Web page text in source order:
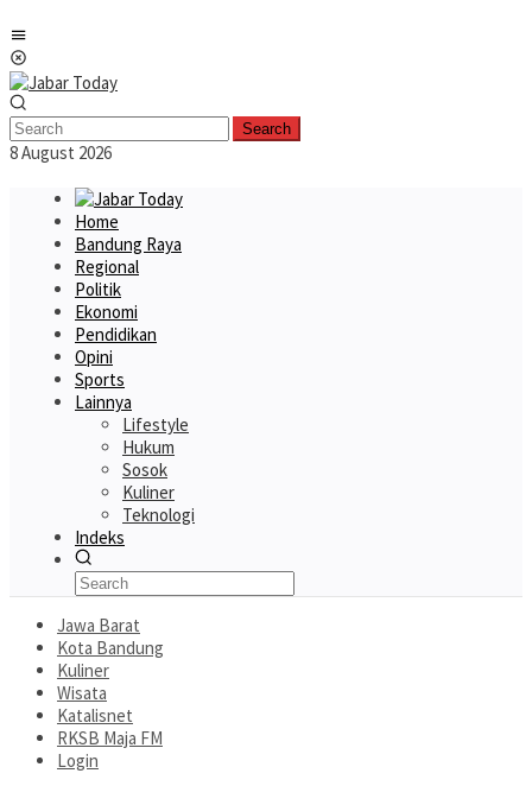
to
content
Search
8 August 2026
Home
Bandung Raya
Regional
Politik
Ekonomi
Pendidikan
Opini
Sports
Lainnya
Lifestyle
Hukum
Sosok
Kuliner
Teknologi
Indeks
Jawa Barat
Kota Bandung
Kuliner
Wisata
Katalisnet
RKSB Maja FM
Login